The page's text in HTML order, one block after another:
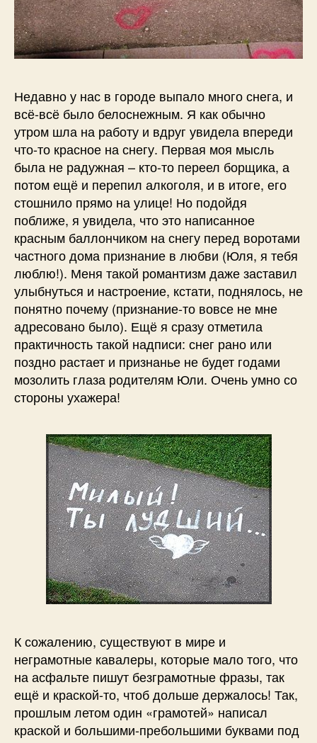
Недавно у нас в городе выпало много снега, и
всё-всё было белоснежным. Я как обычно
утром шла на работу и вдруг увидела впереди
что-то красное на снегу. Первая моя мысль
была не радужная – кто-то переел борщика, а
потом ещё и перепил алкоголя, и в итоге, его
стошнило прямо на улице! Но подойдя
поближе, я увидела, что это написанное
красным баллончиком на снегу перед воротами
частного дома признание в любви (Юля, я тебя
люблю!). Меня такой романтизм даже заставил
улыбнуться и настроение, кстати, поднялось, не
понятно почему (признание-то вовсе не мне
адресовано было). Ещё я сразу отметила
практичность такой надписи: снег рано или
поздно растает и признанье не будет годами
мозолить глаза родителям Юли. Очень умно со
стороны ухажера!
К сожалению, существуют в мире и
неграмотные кавалеры, которые мало того, что
на асфальте пишут безграмотные фразы, так
ещё и краской-то, чтоб дольше держалось! Так,
прошлым летом один «грамотей» написал
краской и большими-пребольшими буквами под